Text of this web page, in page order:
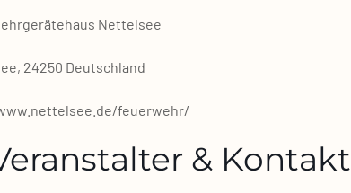
Net­tel­see
24250 Deutsch­land
feuerwehr/
& Kontakt